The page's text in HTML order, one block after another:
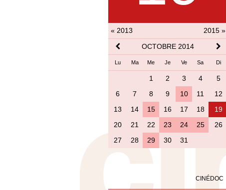
« 2013
2015 »
OCTOBRE 2014
Lu Ma Me Je Ve Sa Di
1 2 3 4
5
6
7 8 9 10 11
12
13
14 15 16 17 18
19
20
21 22 23 24 25
26
27
28 29 30 31
CINÉDOC